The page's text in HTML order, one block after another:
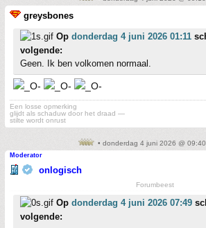
greysbones
Op donderdag 4 juni 2026 01:11
volgende:
Geen. Ik ben volkomen normaal.
Een losse opmerking
glijdt als schaduw door het draad —
stilte wordt onrust
• donderdag 4 juni 2026 @
Moderator
onlogisch
Forumbeest
Op donderdag 4 juni 2026 07:49
volgende: